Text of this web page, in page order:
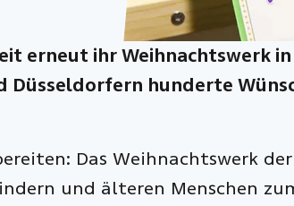
erneut ihr Weihnachtswerk
hunderte
Das Weihnachtswerk
und älteren Menschen